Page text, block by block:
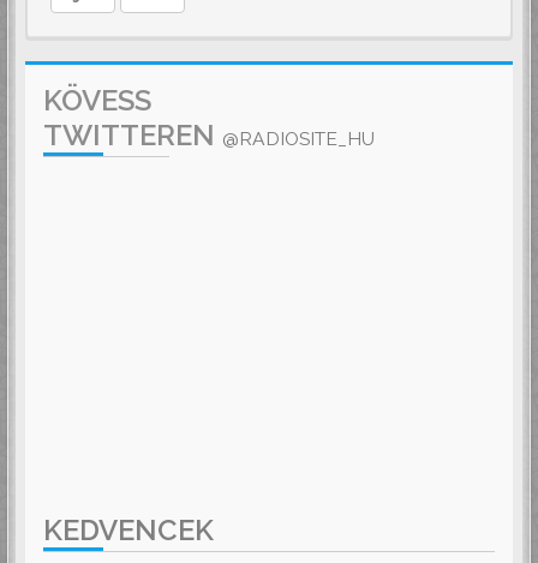
KÖVESS
TWITTEREN @RADIOSITE_HU
KEDVENCEK